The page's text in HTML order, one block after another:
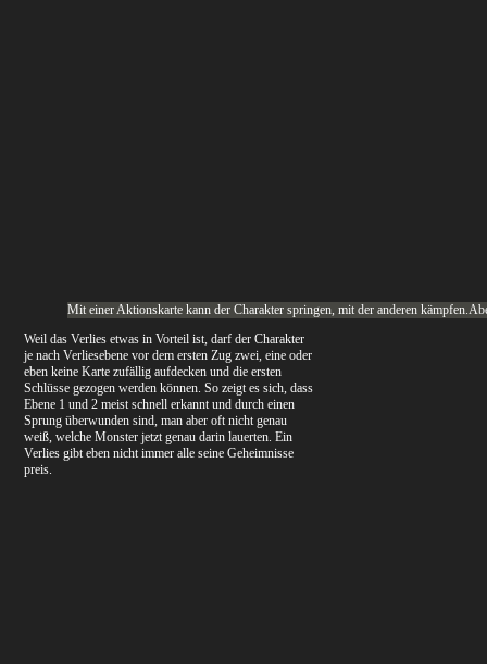
Mit einer Aktionskarte kann der Charakter springen, mit der anderen
Weil das Verlies etwas in Vorteil ist, darf der Charakter
je nach Verliesebene vor dem ersten Zug zwei, eine oder
eben keine Karte zufällig aufdecken und die ersten
Schlüsse gezogen werden können. So zeigt es sich, dass
Ebene 1 und 2 meist schnell erkannt und durch einen
Sprung überwunden sind, man aber oft nicht genau
weiß, welche Monster jetzt genau darin lauerten. Ein
Verlies gibt eben nicht immer alle seine Geheimnisse
preis.